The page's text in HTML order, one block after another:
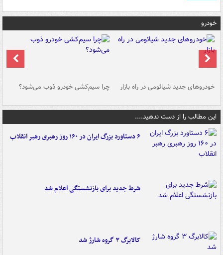
خودرو
خودروهای جدید شیائومی در راه بازار چرا سیم‌کشی خودرو ذوب می‌شود؟
این مطالب را از دست ندهید....
۶ دستاورد بزرگ ایران در ۱۶۰ روز رهبری رهبر انقلاب
شرط جدید برای بازنشستگی اعلام شد
کالابرگ ۳ گروه شارژ شد